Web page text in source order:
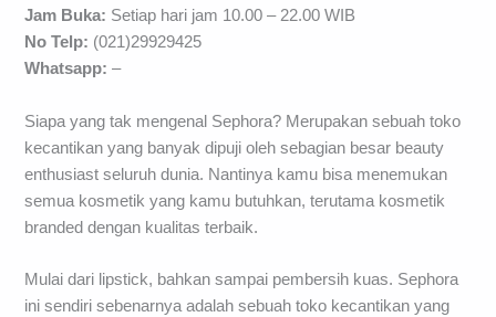
Jam Buka: Setiap hari jam 10.00 – 22.00 WIB
No Telp: (021)29929425
Whatsapp: –
Siapa yang tak mengenal Sephora? Merupakan sebuah toko
kecantikan yang banyak dipuji oleh sebagian besar beauty
enthusiast seluruh dunia. Nantinya kamu bisa menemukan
semua kosmetik yang kamu butuhkan, terutama kosmetik
branded dengan kualitas terbaik.
Mulai dari lipstick, bahkan sampai pembersih kuas. Sephora
ini sendiri sebenarnya adalah sebuah toko kecantikan yang